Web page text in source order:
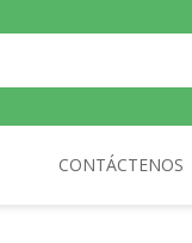
CONTÁCTENOS